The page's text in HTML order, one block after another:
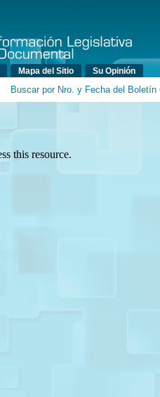
Mapa del Sitio Su Opinión
Buscar por Nro. y Fecha del Boletín